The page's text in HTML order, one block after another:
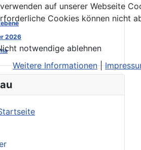
2026
auf unserer Webseite
Cookies können nicht
notwendige ablehnen
Weitere Informationen|